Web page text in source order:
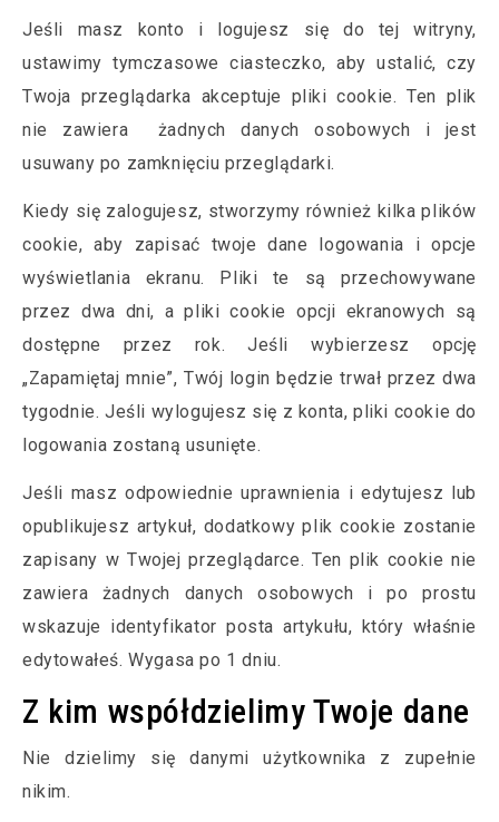
Jeśli masz konto i logujesz się do tej witryny,
ustawimy tymczasowe ciasteczko, aby ustalić, czy
Twoja przeglądarka akceptuje pliki cookie. Ten plik
nie zawiera żadnych danych osobowych i jest
usuwany po zamknięciu przeglądarki.
Kiedy się zalogujesz, stworzymy również kilka plików
cookie, aby zapisać twoje dane logowania i opcje
wyświetlania ekranu. Pliki te są przechowywane
przez dwa dni, a pliki cookie opcji ekranowych są
dostępne przez rok. Jeśli wybierzesz opcję
„Zapamiętaj mnie”, Twój login będzie trwał przez dwa
tygodnie. Jeśli wylogujesz się z konta, pliki cookie do
logowania zostaną usunięte.
Jeśli masz odpowiednie uprawnienia i edytujesz lub
opublikujesz artykuł, dodatkowy plik cookie zostanie
zapisany w Twojej przeglądarce. Ten plik cookie nie
zawiera żadnych danych osobowych i po prostu
wskazuje identyfikator posta artykułu, który właśnie
edytowałeś. Wygasa po 1 dniu.
Z kim współdzielimy Twoje dane
Nie dzielimy się danymi użytkownika z zupełnie
nikim.